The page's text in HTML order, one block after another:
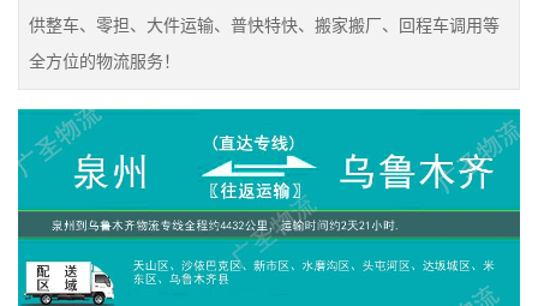
供整车、零担、大件运输、普快特快、搬家搬厂、回程车调用等
全方位的物流服务！